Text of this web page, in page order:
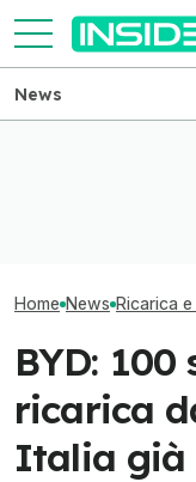
News
Home News Ricarica
BYD:
ricarica
Italia già